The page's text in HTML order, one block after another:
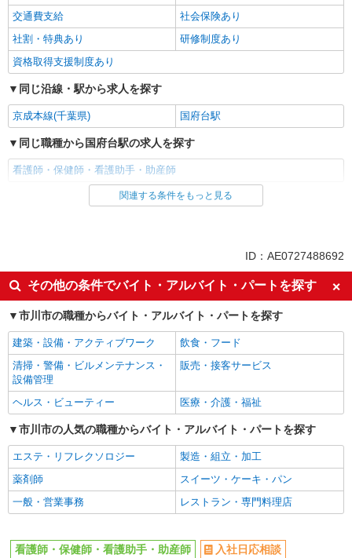
交通費支給
社会保険あり
社割・特典あり
研修制度あり
資格取得支援制度あり
同じ沿線・駅から求人を探す
京成本線(千葉県) 国府台駅
同じ職種から国府台駅の求人を探す
看護師・保健師・看護助手・助産師
同じ雇用形態から国府台駅の求人を探す
同じ特徴から国府台駅の求人を探す
入社日応相談
履歴書不要
Web面接OK
職場見学OKまたは説明会あり
未経験歓迎
経験者・有資格者歓迎
新卒・第二新卒歓迎
女性活躍中
主婦・主夫歓迎
フリーター歓迎
学歴不問
ブランクOK
ミドル（40代～）活躍中
エルダー（50代～）活躍中
シニア（60代～）活躍中
昇給あり
週払い
週2～3日勤務OK
10時～勤務OK
16時前退社OK
禁煙・分煙
残業ほぼなし
関連する条件をもっと見る
ID：AE0727488692
その他の条件でバイト・アルバイト・パートを探す
市川市の職種からバイト・アルバイト・パートを探す
建築・設備・アクティブワーク
飲食・フード
清掃・警備・ビルメンテナンス・
設備管理
販売・接客サービス
ヘルス・ビューティー 医療・介護・福祉
市川市の人気の職種からバイト・アルバイト・パートを探す
エステ・リフレクソロジー
製造・組立・加工
薬剤師
スイーツ・ケーキ・パン
一般・営業事務
レストラン・専門料理店
看護師・保健師・看護助手・助産師
入社日応相談